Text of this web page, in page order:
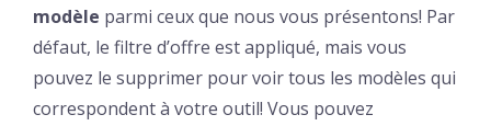
modèle parmi ceux que nous vous présentons! Par
défaut, le filtre d’offre est appliqué, mais vous
pouvez le supprimer pour voir tous les modèles qui
correspondent à votre outil! Vous pouvez